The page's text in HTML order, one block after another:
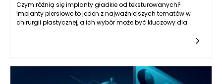
Czym różnią się implanty gładkie od teksturowanych?
Implanty piersiowe to jeden z najważniejszych tematów w
chirurgii plastycznej, a ich wybór może być kluczowy dla